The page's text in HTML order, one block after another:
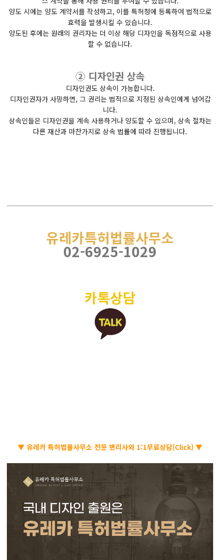
양도 시에는 양도 계약서를 작성하고, 이를 특허청에 등록하여 법적으로
효력을 발생시킬 수 있습니다.
양도된 후에는 원래의 권리자는 더 이상 해당 디자인을 독점적으로 사용
할 수 없습니다.
② 디자인권 상속
디자인권도 상속이 가능합니다.
디자인권자가 사망하면, 그 권리는 법적으로 지정된 상속인에게 넘어갑
니다.
상속인들은 디자인권을 계속 사용하거나 양도할 수 있으며, 상속 절차는
다른 재산과 마찬가지로 상속 법률에 따라 진행됩니다.
유레카특허법률사무소
02-6925-1029
카톡상담
▼ 유레카 특허법률사무소 전문 변리사와 1:1무료상담(Click) ▼